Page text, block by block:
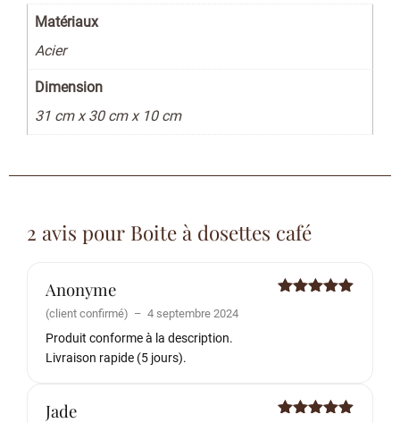
Matériaux
Acier
Dimension
31 cm x 30 cm x 10 cm
2 avis pour Boite à dosettes café
Anonyme
(client confirmé) – 4 septembre 2024
Produit conforme à la description.
Livraison rapide (5 jours).
Jade